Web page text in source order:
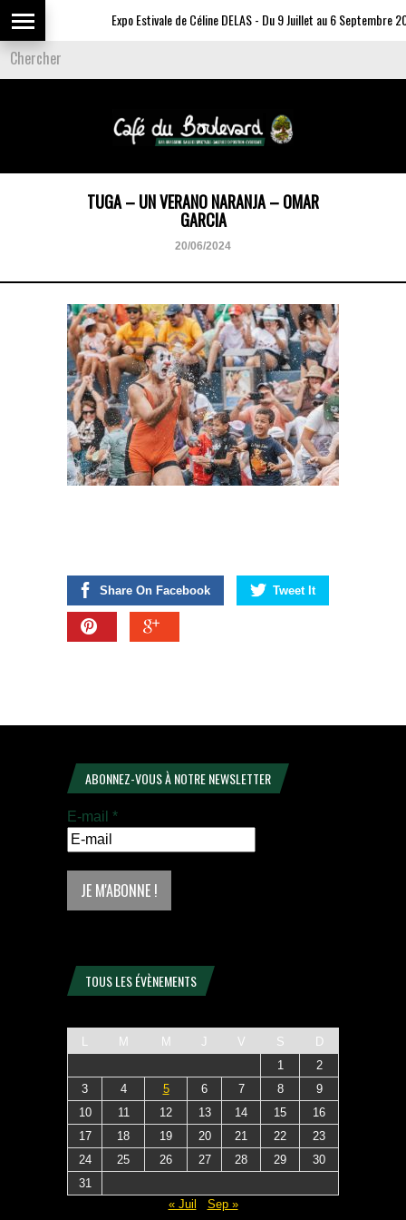
Expo Estivale de Céline DELAS - Du 9 Juillet au 6 Septembre
TUGA – UN VERANO NARANJA – OMAR
GARCIA
20/06/2024
Share On Facebook Tweet It
ABONNEZ-VOUS À NOTRE NEWSLETTER
E-mail *
TOUS LES ÉVÈNEMENTS
L M M J V S
D
1
2
3
4 5 6 7 8
9
10
11 12 13 14 15
16
17
18 19 20 21 22
23
24
25 26 27 28 29
30
31
« Juil
Sep »